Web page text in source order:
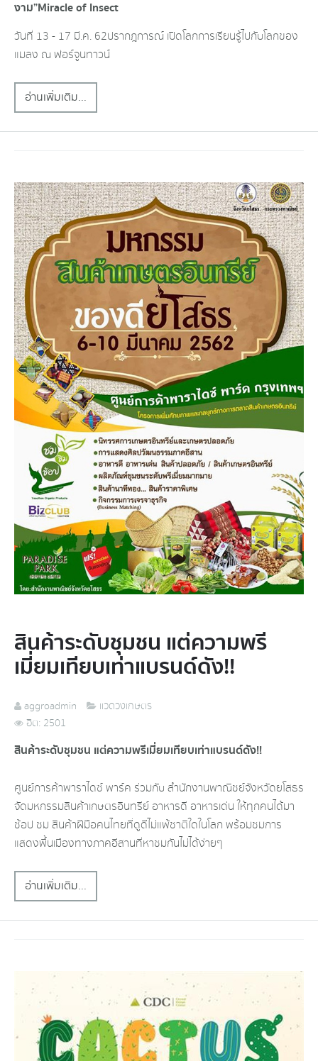
งาม”Miracle of Insect
วันที่ 13 - 17 มี.ค. 62 ปรากฎการณ์ เปิดโลกการเรียนรู้ไปกับโลกของ
แมลง ณ ฟอร์จูนทาวน์
อ่านเพิ่มเติม...
สินค้าระดับชุมชน แต่ความพรี
เมี่ยมเทียบเท่าแบรนด์ดัง!!
aggroadmin
แวดวงเกษตร
ฮิต: 2501
สินค้าระดับชุมชน แต่ความพรีเมี่ยมเทียบเท่าแบรนด์ดัง!!
ศูนย์การค้าพาราไดซ์ พาร์ค ร่วมกับ สำนักงานพาณิชย์จังหวัดยโสธร
จัดมหกรรมสินค้าเกษตรอินทรีย์ อาหารดี อาหารเด่น ให้ทุกคนได้มา
ช้อป ชม สินค้าฝีมือคนไทยที่ดูดีไม่แพ้ชาติใดในโลก พร้อมชมการ
แสดงพื้นเมืองทางภาคอีสานที่หาชมกันไม่ได้ง่ายๆ
อ่านเพิ่มเติม...